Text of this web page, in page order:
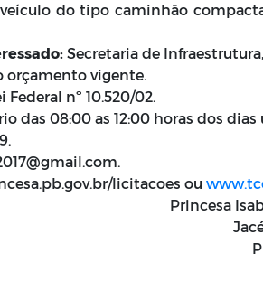
do tipo caminhão
Secretaria de
orçamento vigente.
Federal nº 10.520/02.
das 08:00 as 12:00 horas dos
licitacoes ou
Princesa